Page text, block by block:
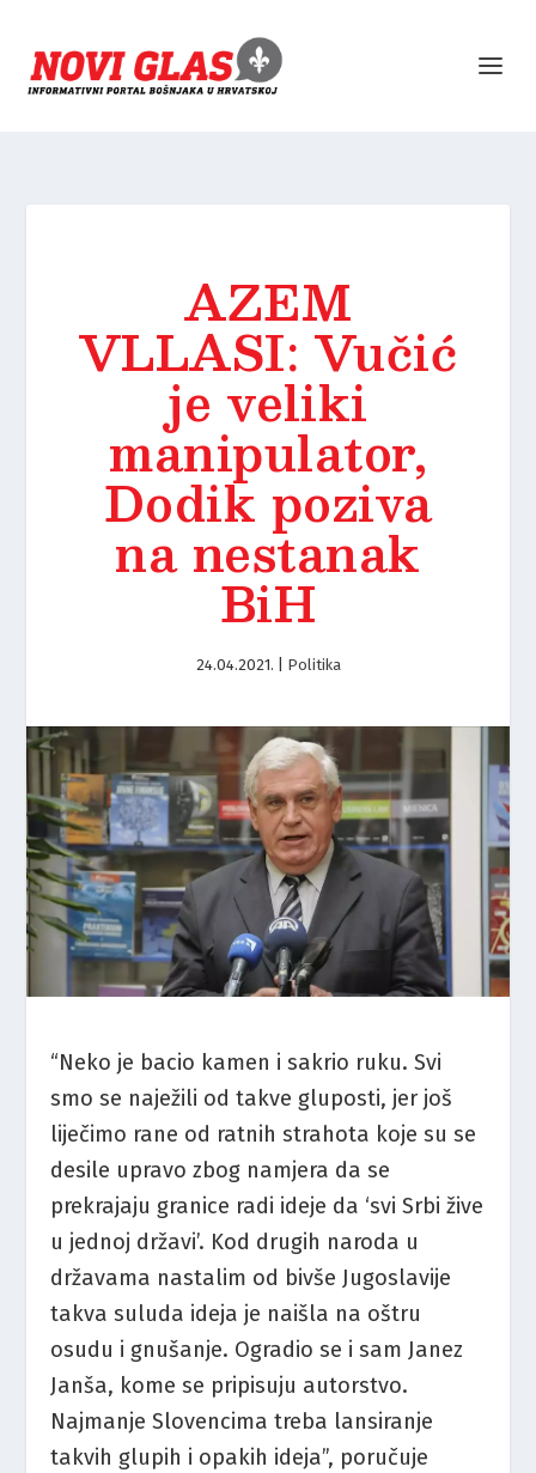
AZEM
VLLASI: Vučić
je veliki
manipulator,
Dodik poziva
na nestanak
BiH
24.04.2021. Politika
“Neko je bacio kamen i sakrio ruku. Svi
smo se naježili od takve gluposti, jer još
liječimo rane od ratnih strahota koje su se
desile upravo zbog namjera da se
prekrajaju granice radi ideje da ‘svi Srbi žive
u jednoj državi’. Kod drugih naroda u
državama nastalim od bivše Jugoslavije
takva suluda ideja je naišla na oštru
osudu i gnušanje. Ogradio se i sam Janez
Janša, kome se pripisuju autorstvo.
Najmanje Slovencima treba lansiranje
takvih glupih i opakih ideja”, poručuje